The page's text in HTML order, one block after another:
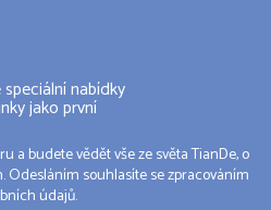
nabídky
jako první
a budete vědět vše ze světa TianDe, o
Odesláním souhlasíte se zpracováním
údajů.